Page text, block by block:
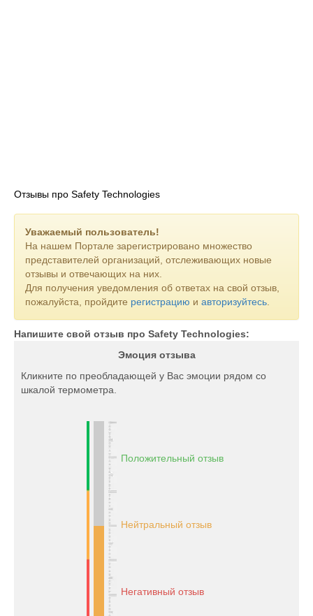
Отзывы про Safety Technologies
Уважаемый пользователь!
На нашем Портале зарегистрировано множество
представителей организаций, отслеживающих новые
отзывы и отвечающих на них.
Для получения уведомления об ответах на свой отзыв,
пожалуйста, пройдите регистрацию и авторизуйтесь
Напишите свой отзыв про Safety Technologies:
Эмоция отзыва
Кликните по преобладающей у Вас эмоции рядом со
шкалой термометра.
Положительный отзыв
Нейтральный отзыв
Негативный отзыв